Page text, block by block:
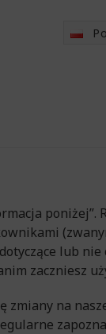
poniżej”.
lub
zaczniesz
zmiany na